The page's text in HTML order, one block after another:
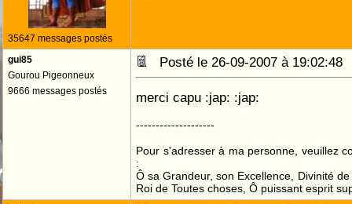
35647 messages postés
gui85
Gourou Pigeonneux
9666 messages postés
Posté le 26-09-2007 à
merci capu :jap: :jap:
--------------------
Pour s'adresser à ma personne, veuillez
:
Ô sa Grandeur, son Excellence, Divinité
Roi de Toutes choses, Ô puissant esprit